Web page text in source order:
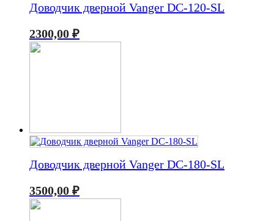
Доводчик дверной Vanger DC-120-SL
2300,00 ₽
Доводчик дверной Vanger DC-180-SL
3500,00 ₽